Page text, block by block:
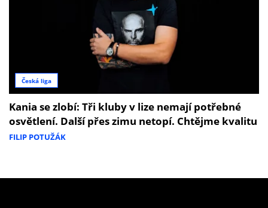
Česká liga
Kania se zlobí: Tři kluby v lize nemají potřebné
osvětlení. Další přes zimu netopí. Chtějme kvalitu
FILIP POTUŽÁK